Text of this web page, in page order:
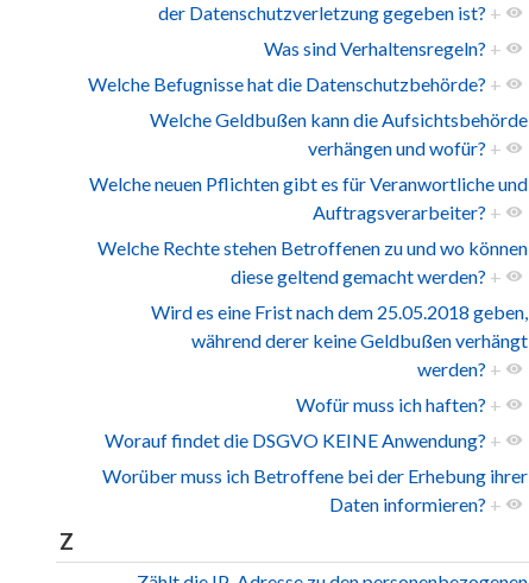
der Datenschutzverletzung gegeben ist? +
Was sind Verhaltensregeln? +
Welche Befugnisse hat die Datenschutzbehörde? +
Welche Geldbußen kann die Aufsichtsbehörde
verhängen und wofür? +
Welche neuen Pflichten gibt es für Veranwortliche und
Auftragsverarbeiter? +
Welche Rechte stehen Betroffenen zu und wo können
diese geltend gemacht werden? +
Wird es eine Frist nach dem 25.05.2018 geben,
während derer keine Geldbußen verhängt
werden? +
Wofür muss ich haften? +
Worauf findet die DSGVO KEINE Anwendung? +
Worüber muss ich Betroffene bei der Erhebung ihrer
Daten informieren? +
Z